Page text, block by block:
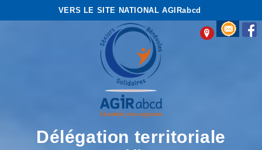
VERS LE SITE NATIONAL AGIRabcd
Délégation territoriale